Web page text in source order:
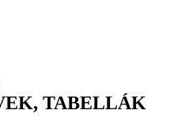
TABELLÁK